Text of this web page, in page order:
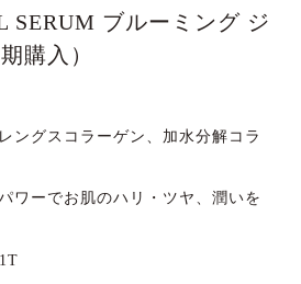
SERUM ブルーミング ジ
購入）
ングスコラーゲン、加水分解コラ
ワーでお肌のハリ・ツヤ、潤いを